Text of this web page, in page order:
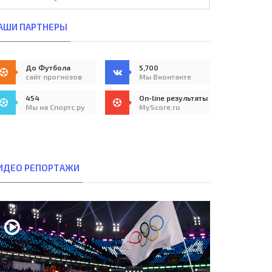
ПАРТНЕРЫ
До Футбола
сайт прогнозов
5,700
Мы Вконтакте
454
Мы на Спортс.ру
On-line результаты
MyScore.ru
РЕПОРТАЖИ